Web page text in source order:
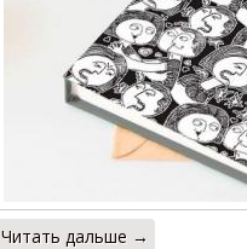
Читать дальше →